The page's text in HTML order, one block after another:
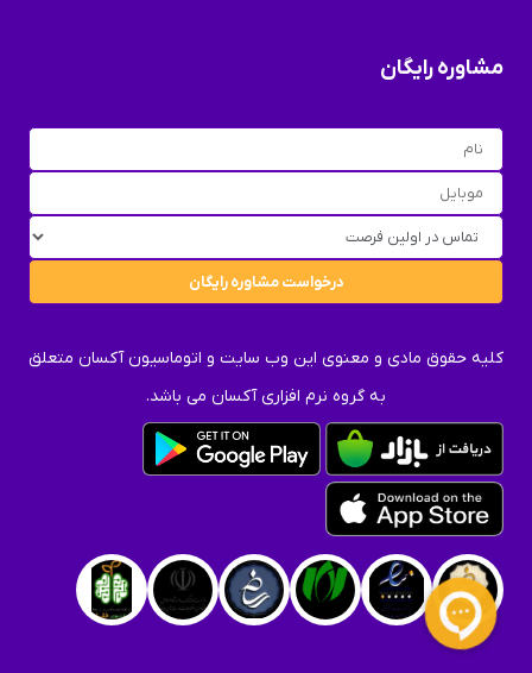
مشاوره رایگان
کلیه حقوق مادی و معنوی این وب سایت و اتوماسیون آکسان متعلق
به گروه نرم افزاری آکسان می باشد.